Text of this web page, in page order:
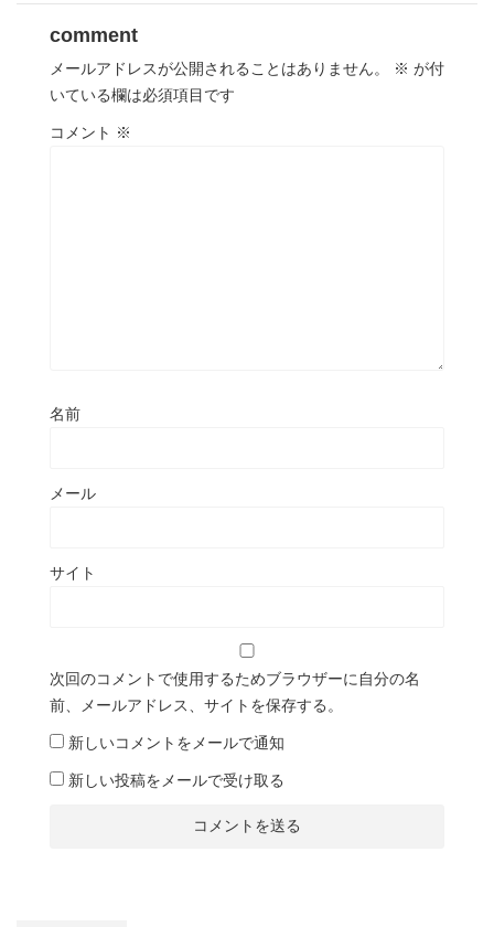
comment
メールアドレスが公開されることはありません。 ※ が付
いている欄は必須項目です
コメント ※
名前
メール
サイト
次回のコメントで使用するためブラウザーに自分の名
前、メールアドレス、サイトを保存する。
新しいコメントをメールで通知
新しい投稿をメールで受け取る